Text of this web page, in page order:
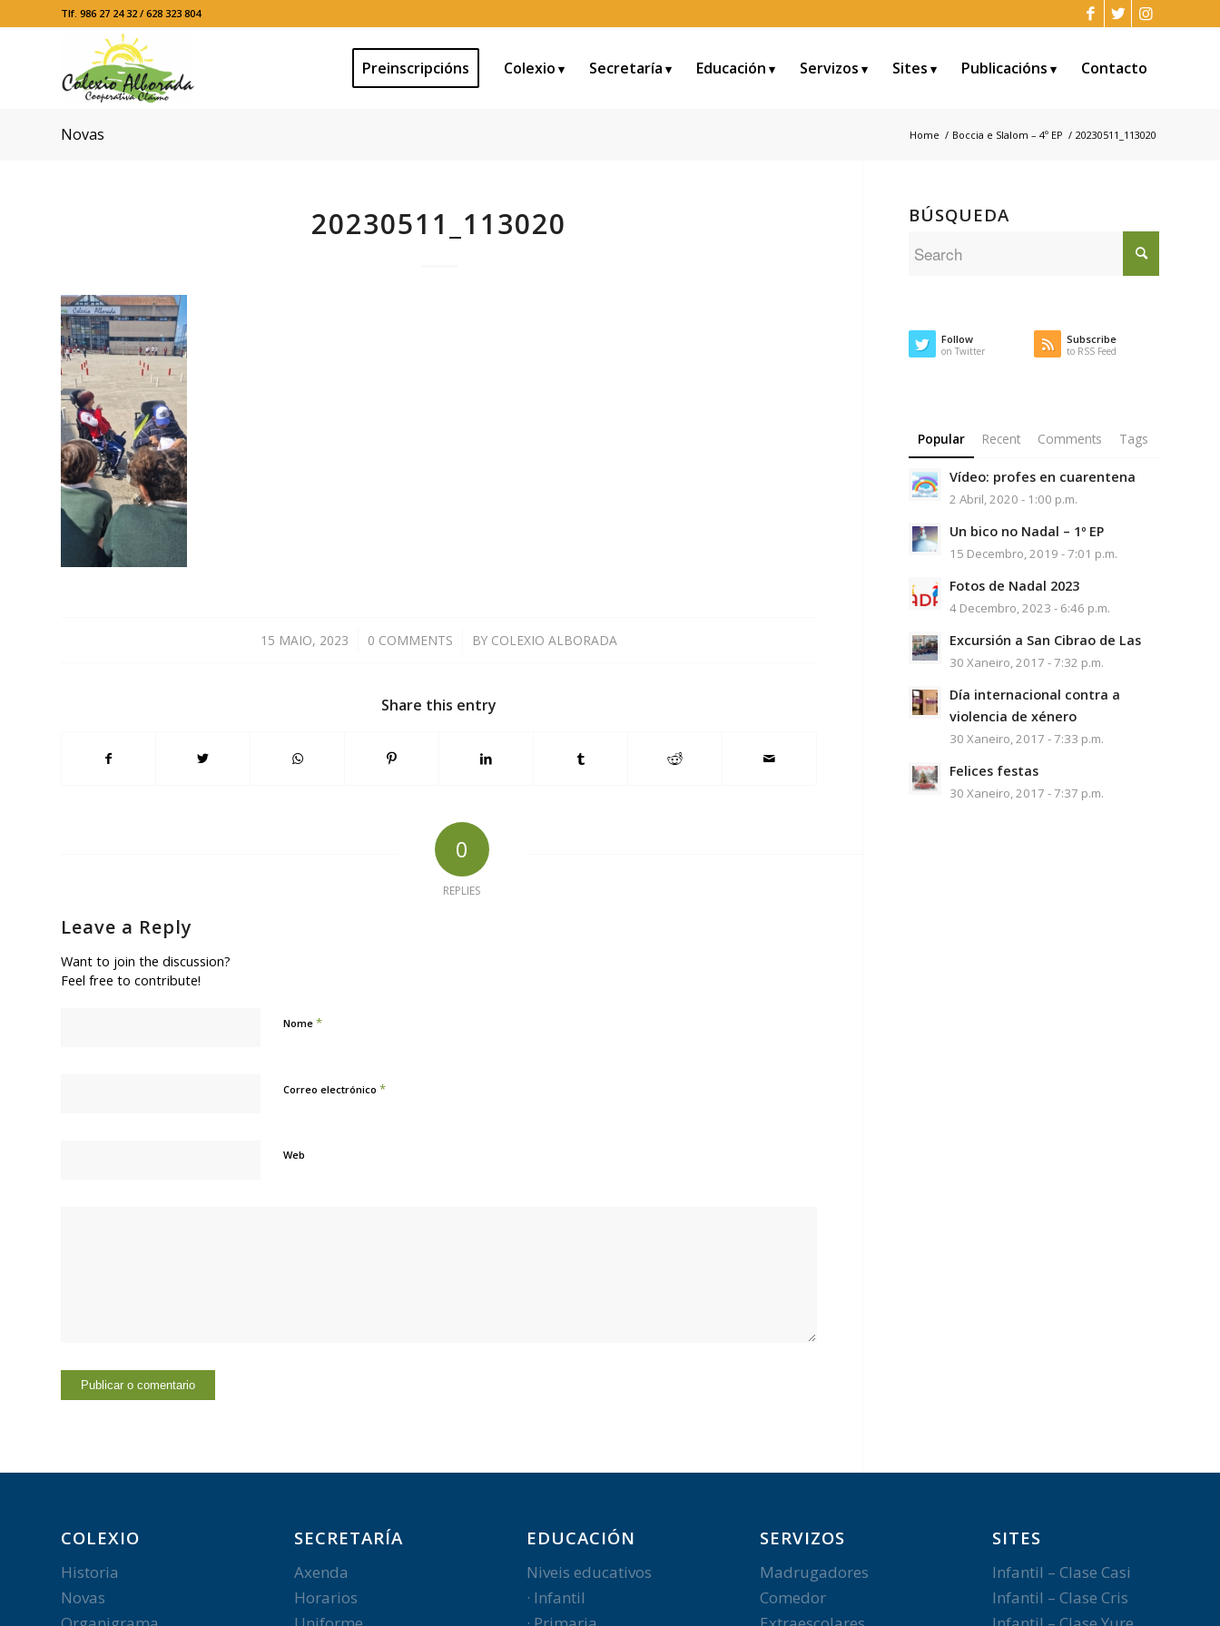
Tlf. 986 27 24 32 / 628 323 804
Preinscripcións Colexio Secretaría Educación Servizos Sites Publicacións Contacto
Novas Home / Boccia e Slalom – 4º EP / 20230511_113020
20230511_113020
15 MAIO, 2023
/ 0 COMMENTS
/ BY COLEXIO ALBORADA
Share this entry
0
REPLIES
Leave a Reply
Want to join the discussion?
Feel free to contribute!
Nome *
Correo electrónico *
Web
BÚSQUEDA
Follow
on Twitter
Subscribe
to RSS Feed
Popular Recent Comments Tags
Vídeo: profes en cuarentena
2 Abril, 2020 - 1:00 p.m.
Un bico no Nadal – 1º EP
15 Decembro, 2019 - 7:01 p.m.
Fotos de Nadal 2023
4 Decembro, 2023 - 6:46 p.m.
Excursión a San Cibrao de Las
30 Xaneiro, 2017 - 7:32 p.m.
Día internacional contra a
violencia de xénero
30 Xaneiro, 2017 - 7:33 p.m.
Felices festas
30 Xaneiro, 2017 - 7:37 p.m.
COLEXIO
Historia
Novas
SECRETARÍA
Axenda
Horarios
EDUCACIÓN
Niveis educativos
· Infantil
SERVIZOS
Madrugadores
Comedor
SITES
Infantil – Clase Casi
Infantil – Clase Cris